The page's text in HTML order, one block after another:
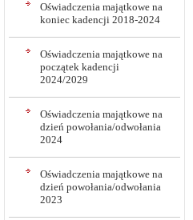
Oświadczenia majątkowe na
koniec kadencji 2018-2024
Oświadczenia majątkowe na
początek kadencji
2024/2029
Oświadczenia majątkowe na
dzień powołania/odwołania
2024
Oświadczenia majątkowe na
dzień powołania/odwołania
2023